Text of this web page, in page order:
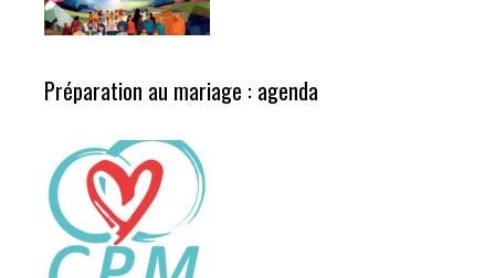
Préparation au mariage : agenda